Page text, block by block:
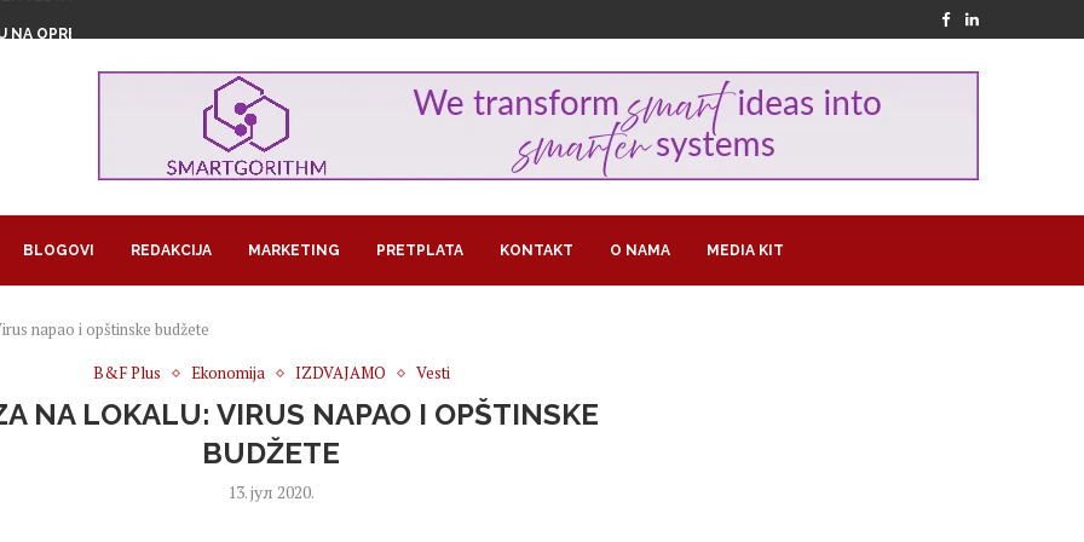
BLOGOVI REDAKCIJA MARKETING PRETPLATA KONTAKT O NAMA MEDIA KIT
napao i opštinske budžete
B&F Plus
Ekonomija IZDVAJAMO Vesti
NA LOKALU: VIRUS NAPAO I OPŠTINSKE
BUDŽETE
13. јул 2020.